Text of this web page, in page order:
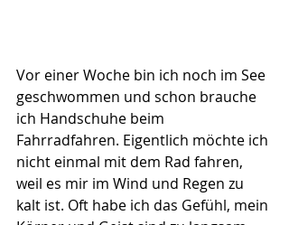
Vor einer Woche bin ich noch im See
geschwommen und schon brauche
ich Handschuhe beim
Fahrradfahren. Eigentlich möchte ich
nicht einmal mit dem Rad fahren,
weil es mir im Wind und Regen zu
kalt ist. Oft habe ich das Gefühl, mein